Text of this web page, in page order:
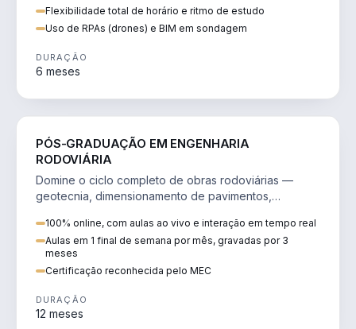
Flexibilidade total de horário e ritmo de estudo
Uso de RPAs (drones) e BIM em sondagem
DURAÇÃO
6 meses
PÓS-GRADUAÇÃO EM ENGENHARIA
RODOVIÁRIA
Domine o ciclo completo de obras rodoviárias —
geotecnia, dimensionamento de pavimentos,
100% online, com aulas ao vivo e interação em tempo real
Aulas em 1 final de semana por mês, gravadas por 3
meses
Certificação reconhecida pelo MEC
DURAÇÃO
12 meses